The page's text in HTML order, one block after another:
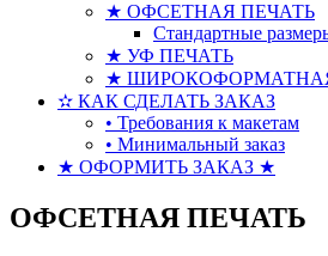
★ ОФСЕТНАЯ ПЕЧАТЬ
Стандартные
★ УФ ПЕЧАТЬ
★
✫ КАК СДЕЛАТЬ ЗАКАЗ
• Требования к макетам
• Минимальный заказ
★ ОФОРМИТЬ ЗАКАЗ ★
ОФСЕТНАЯ ПЕЧАТЬ